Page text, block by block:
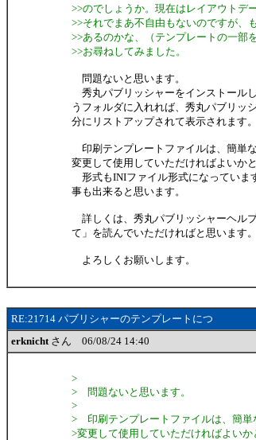
>>のでしょうか。現在はレイアウトデ
>>それでまあ不自由もないのですが、
>>あるのかな、（テンプレートの一部
>>お尋ねしてみました。
問題ないと思います。
秀丸パブリッシャーをインストール
うフォルダに入れれば、秀丸パブリッ
分にリストアップされて表示されます。
印刷テンプレートファイルは、簡単
変更して使用していただければよいかと
形式もINIファイル形式になっていま
事も出来ると思います。
詳しくは、秀丸パブリッシャーヘル
て」を読んでいただければと思います。
よろしくお願いします。
RE:21714 パブリシャーのテンプレートにつ
erknichtさん 06/08/24 14:40
>
> 問題ないと思います。
>
> 印刷テンプレートファイルは、簡単
>変更して使用していただければよいか